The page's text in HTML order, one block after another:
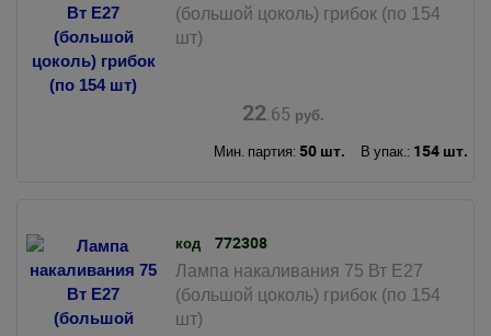
(большой цоколь) грибок (по 154
шт)
22.65 руб.
Мин. партия: 50 шт. В упак.: 154 шт.
код 772308
Лампа накаливания 75 Вт Е27
(большой цоколь) грибок (по 154
шт)